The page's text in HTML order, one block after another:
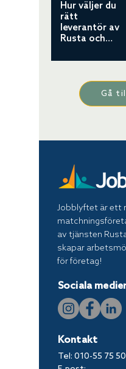
Hur väljer du
rätt
leverantör av
Rusta och
Stockholm?
Gå
Jobblyftet är ett
av tjänsten
skapar
för företag!
Sociala
Kontakt
Tel: 010-55 75